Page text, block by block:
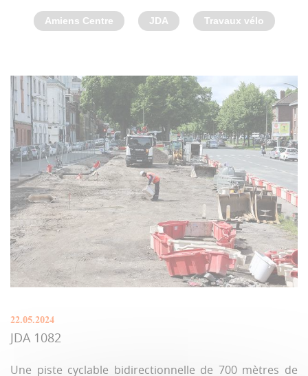
Amiens Centre JDA Travaux vélo
22.05.2024
JDA 1082
Une piste cyclable bidirectionnelle de 700 mètres de